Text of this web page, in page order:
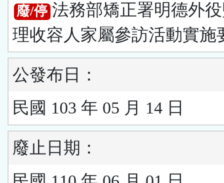
廢/停 法務部矯正署明德外
理收容人家屬參訪活動實施
公發布日：
民國 103 年 05 月 14 日
廢止日期：